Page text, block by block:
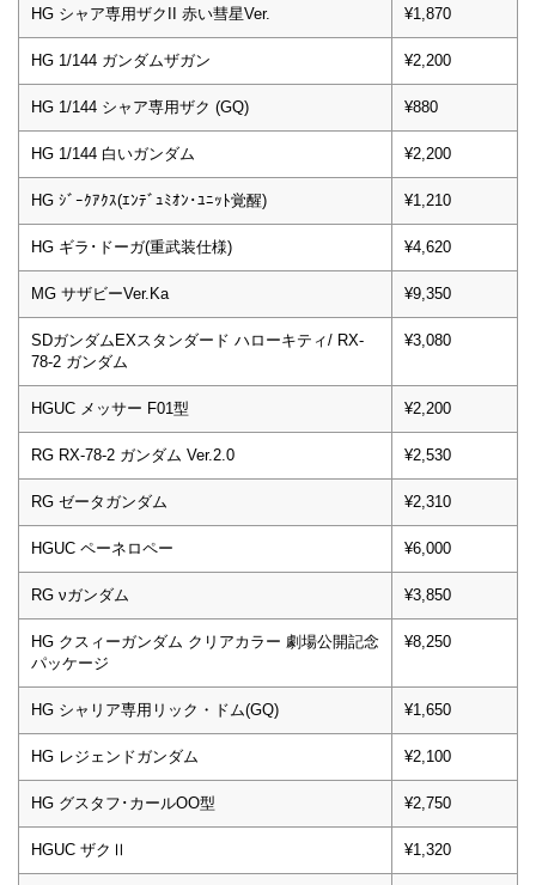
HG シャア専用ザクII 赤い彗星Ver. ¥1,870
HG 1/144 ガンダムザガン ¥2,200
HG 1/144 シャア専用ザク (GQ) ¥880
HG 1/144 白いガンダム ¥2,200
HG ｼﾞｰｸｱｸｽ(ｴﾝﾃﾞｭﾐｵﾝ･ﾕﾆｯﾄ覚醒) ¥1,210
HG ギラ･ドーガ(重武装仕様) ¥4,620
MG サザビーVer.Ka ¥9,350
SDガンダムEXスタンダード ハローキティ/ RX-
78-2 ガンダム
¥3,080
HGUC メッサー F01型 ¥2,200
RG RX-78-2 ガンダム Ver.2.0 ¥2,530
RG ゼータガンダム ¥2,310
HGUC ペーネロペー ¥6,000
RG νガンダム ¥3,850
HG クスィーガンダム クリアカラー 劇場公開記念
パッケージ
¥8,250
HG シャリア専用リック・ドム(GQ) ¥1,650
HG レジェンドガンダム ¥2,100
HG グスタフ･カールOO型 ¥2,750
HGUC ザクⅡ ¥1,320